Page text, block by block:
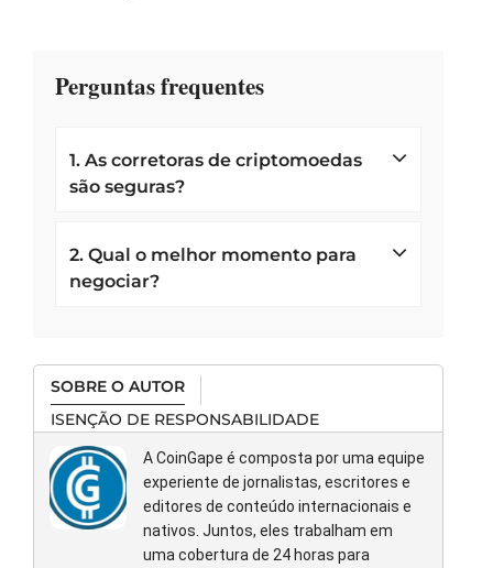
Perguntas frequentes
1. As corretoras de criptomoedas
são seguras?
implementam medidas de segurança rigorosas,
tornando-as geralmente seguras. No entanto, os
2. Qual o melhor momento para
negociar?
Muitos traders preferem horas de mercado ativas
para aumentar a liquidez.
SOBRE O AUTOR
ISENÇÃO DE RESPONSABILIDADE
A CoinGape é composta por uma equipe
experiente de jornalistas, escritores e
editores de conteúdo internacionais e
nativos. Juntos, eles trabalham em
uma cobertura de 24 horas para